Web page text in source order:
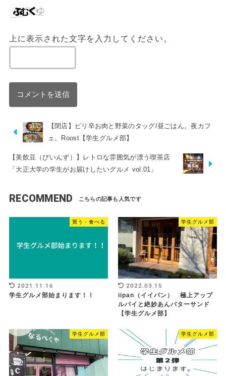
上に表示された文字を入力してください。
【閉店】ピリ辛お肉と野菜のタッグ/昼ごはん。夜カフ
ェ。Roost【学生グルメ部】
【美飲豆（びいんず）】レトロな雰囲気が漂う喫茶店
「大正大学の学生がお届けしたいグルメ vol.01」
RECOMMEND
買う・食べる
2021.11.16
学生グルメ部始まります！！
学生グルメ部
2022.03.15
iipan（イイパン） 極上アップ
ルパイと絶妙あんバターサンド
【学生グルメ部】
学生グルメ部 学生グルメ部